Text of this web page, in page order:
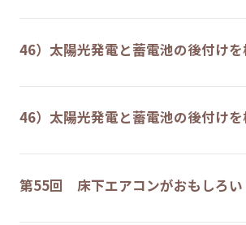
46）太陽光発電と蓄電池の後付け
46）太陽光発電と蓄電池の後付け
第55回 床下エアコンがおもしろ